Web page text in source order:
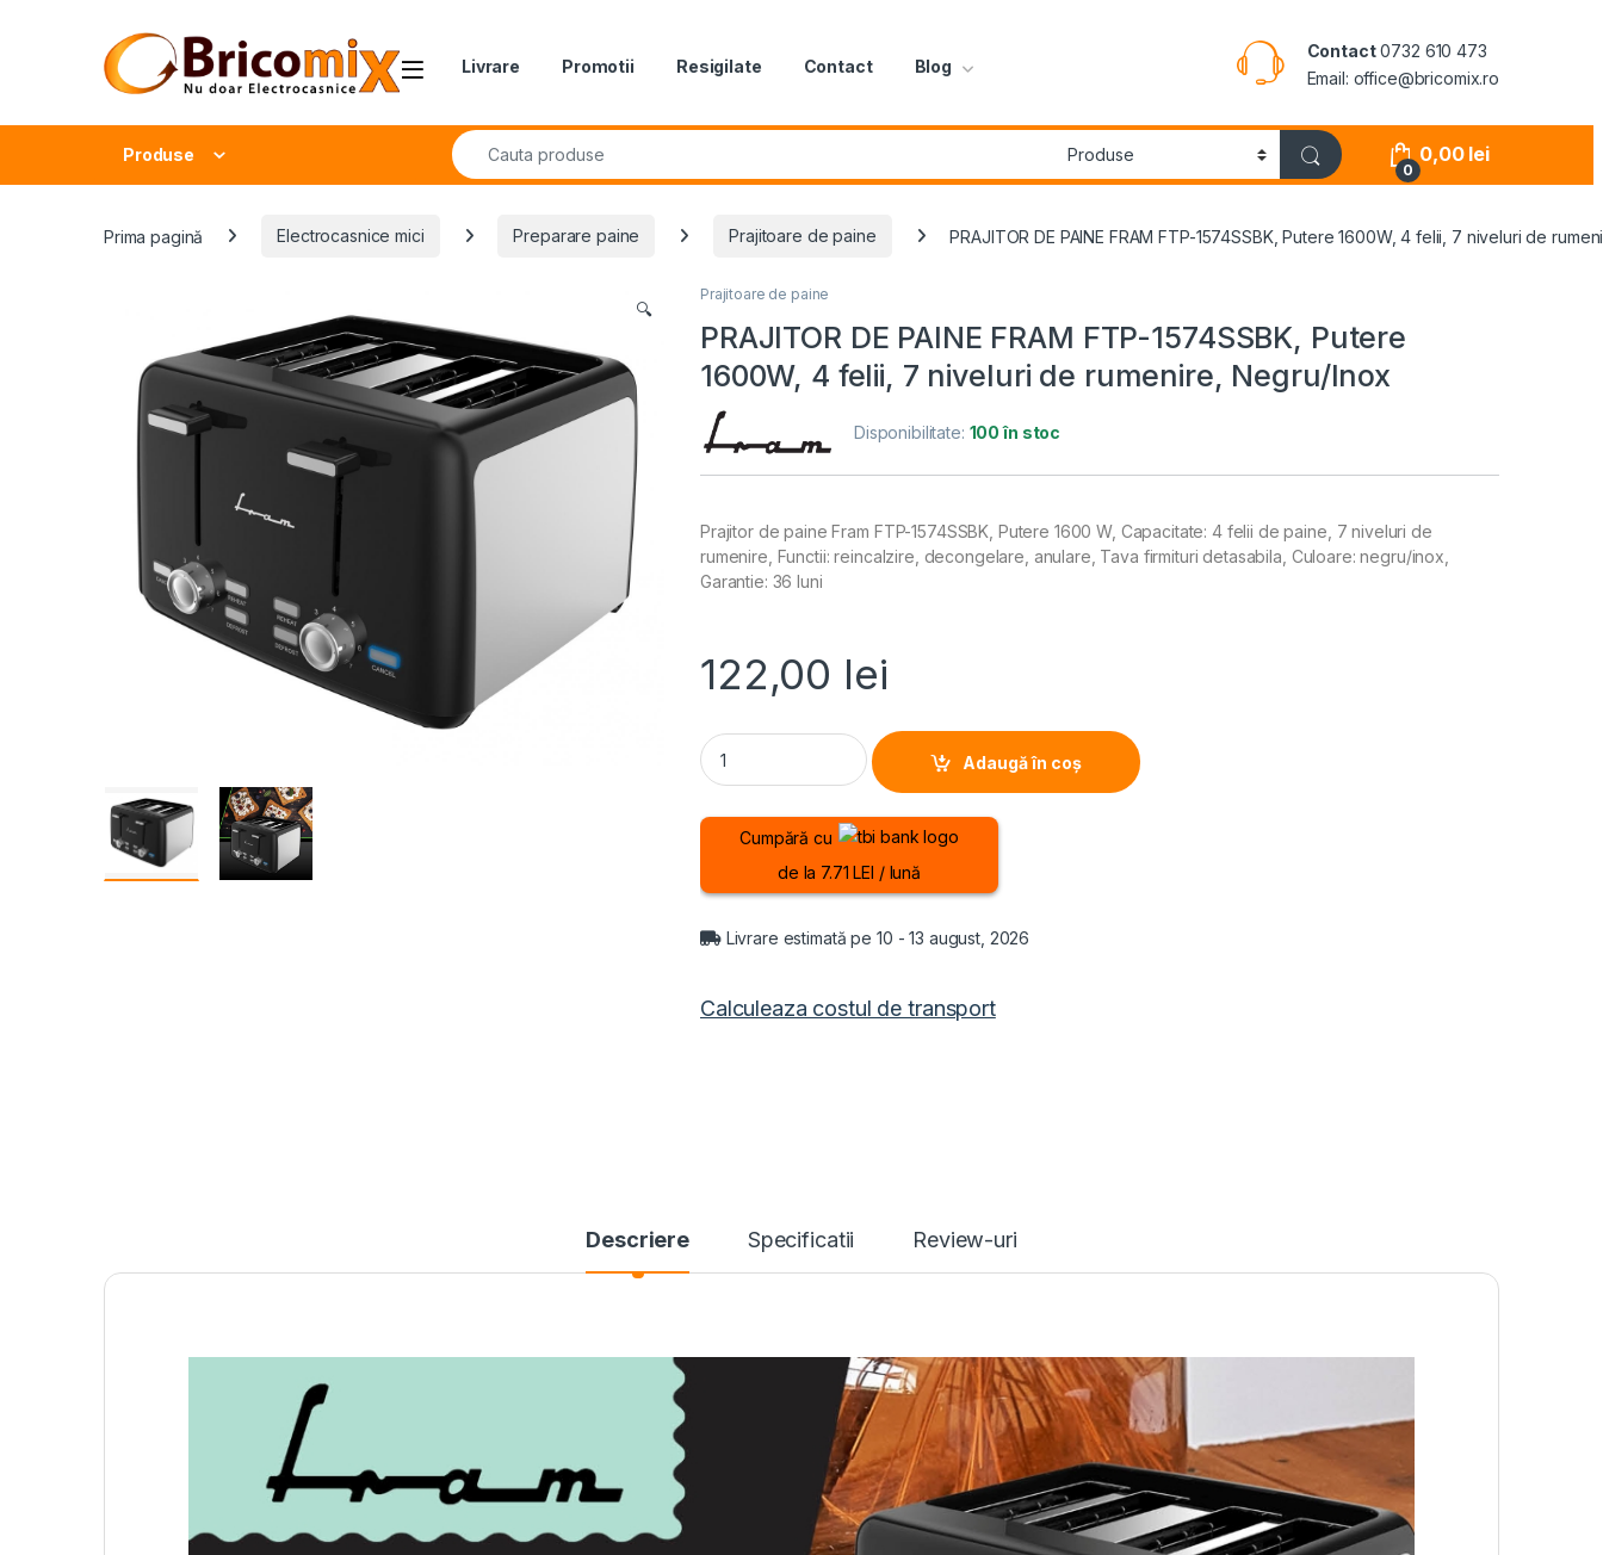
Open Livrare Promotii Resigilate Contact Blog
Contact0732 610 473
Email: office@bricomix.ro
Produse
Search for:
0
0,00 lei
Prima pagină Electrocasnice mici Preparare paine Prajitoare de paine PRAJITOR DE PAINE FRAM FTP-1574SSBK, Putere 1600W, 4 felii, 7 niveluri de
🔍
Prajitoare de paine
PRAJITOR DE PAINE FRAM FTP-1574SSBK, Putere
1600W, 4 felii, 7 niveluri de rumenire, Negru/Inox
Disponibilitate: 100 în stoc
Prajitor de paine Fram FTP-1574SSBK, Putere 1600 W, Capacitate: 4 felii de paine, 7 niveluri de
rumenire, Functii: reincalzire, decongelare, anulare, Tava firmituri detasabila, Culoare: negru/inox,
Garantie: 36 luni
122,00 lei
PRAJITOR DE PAINE FRAM FTP-1574SSBK, Putere 1600W, 4 felii, 7 niveluri de rumenire, Negru/Inox quantity
Adaugă în coș
Cumpără cu
de la 7.71 LEI / lună
Livrare estimată pe 10 - 13 august, 2026
Calculeaza costul de transport
Descriere Specificatii Review-uri